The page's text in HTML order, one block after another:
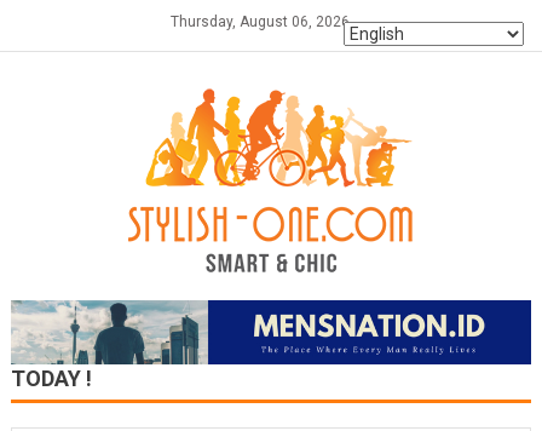
Thursday, August 06, 2026
TODAY !